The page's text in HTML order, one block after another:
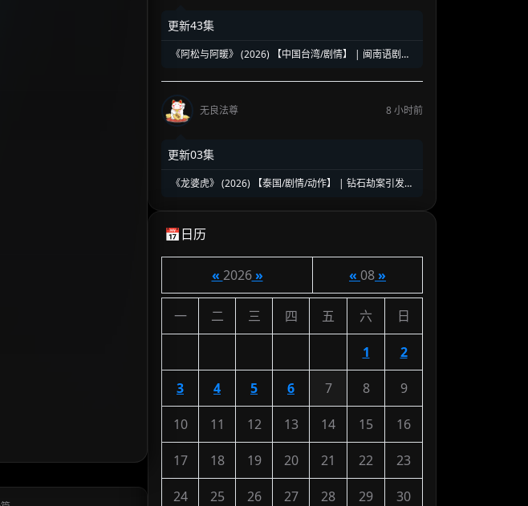
更新43集
《阿松与阿暖》 (2026) 【中国台湾/剧情】 | 闽南语剧视
无良法尊 8 小时前
更新03集
《龙婆虎》 (2026) 【泰国/剧情/动作】 | 钻石劫案引发的
📅日历
« 2026» « 08»
一 二 三 四 五 六 日
1 2
3 4 5 6 7 8 9
10 11 12 13 14 15 16
17 18 19 20 21 22 23
24 25 26 27 28 29 30